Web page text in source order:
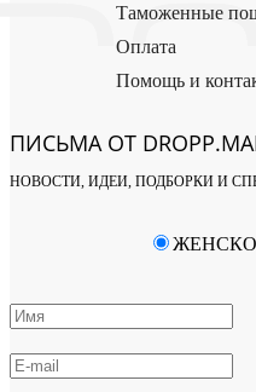
Таможенные
Оплата
Помощь и
ПИСЬМА ОТ
НОВОСТИ, ИДЕИ, ПОДБОРКИ И